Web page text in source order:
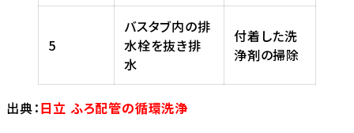
5
バスタブ内の排
水栓を抜き排
水
付着した洗
浄剤の掃除
出典：日立 ふろ配管の循環洗浄